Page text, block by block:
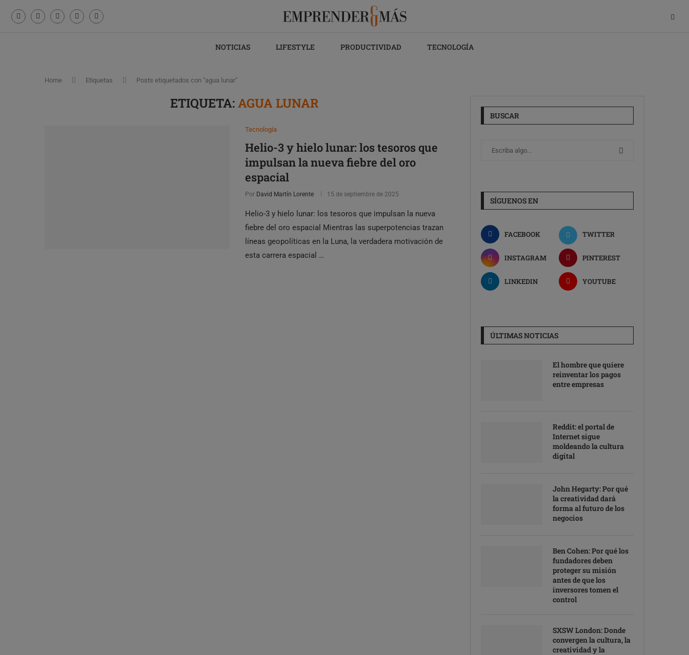
NOTICIAS LIFESTYLE PRODUCTIVIDAD TECNOLOGÍA
Home Etiquetas Posts etiquetados con "agua lunar"
ETIQUETA:AGUA LUNAR
Tecnología
Helio-3 y hielo lunar: los tesoros que
impulsan la nueva fiebre del oro
espacial
Por David Martín Lorente 15 de septiembre de 2025
Helio-3 y hielo lunar: los tesoros que impulsan la nueva
fiebre del oro espacial Mientras las superpotencias trazan
líneas geopolíticas en la Luna, la verdadera motivación de
esta carrera espacial …
BUSCAR
SÍGUENOS EN
FACEBOOK TWITTER
INSTAGRAM PINTEREST
LINKEDIN YOUTUBE
ÚLTIMAS NOTICIAS
El hombre que quiere
reinventar los pagos
entre empresas
Reddit: el portal de
Internet sigue
moldeando la cultura
digital
John Hegarty: Por qué
la creatividad dará
forma al futuro de los
negocios
Ben Cohen: Por qué los
fundadores deben
proteger su misión
antes de que los
inversores tomen el
control
SXSW London: Donde
convergen la cultura, la
creatividad y la